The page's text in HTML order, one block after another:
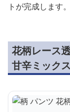
トが完成します。
花柄レース
甘辛ミック